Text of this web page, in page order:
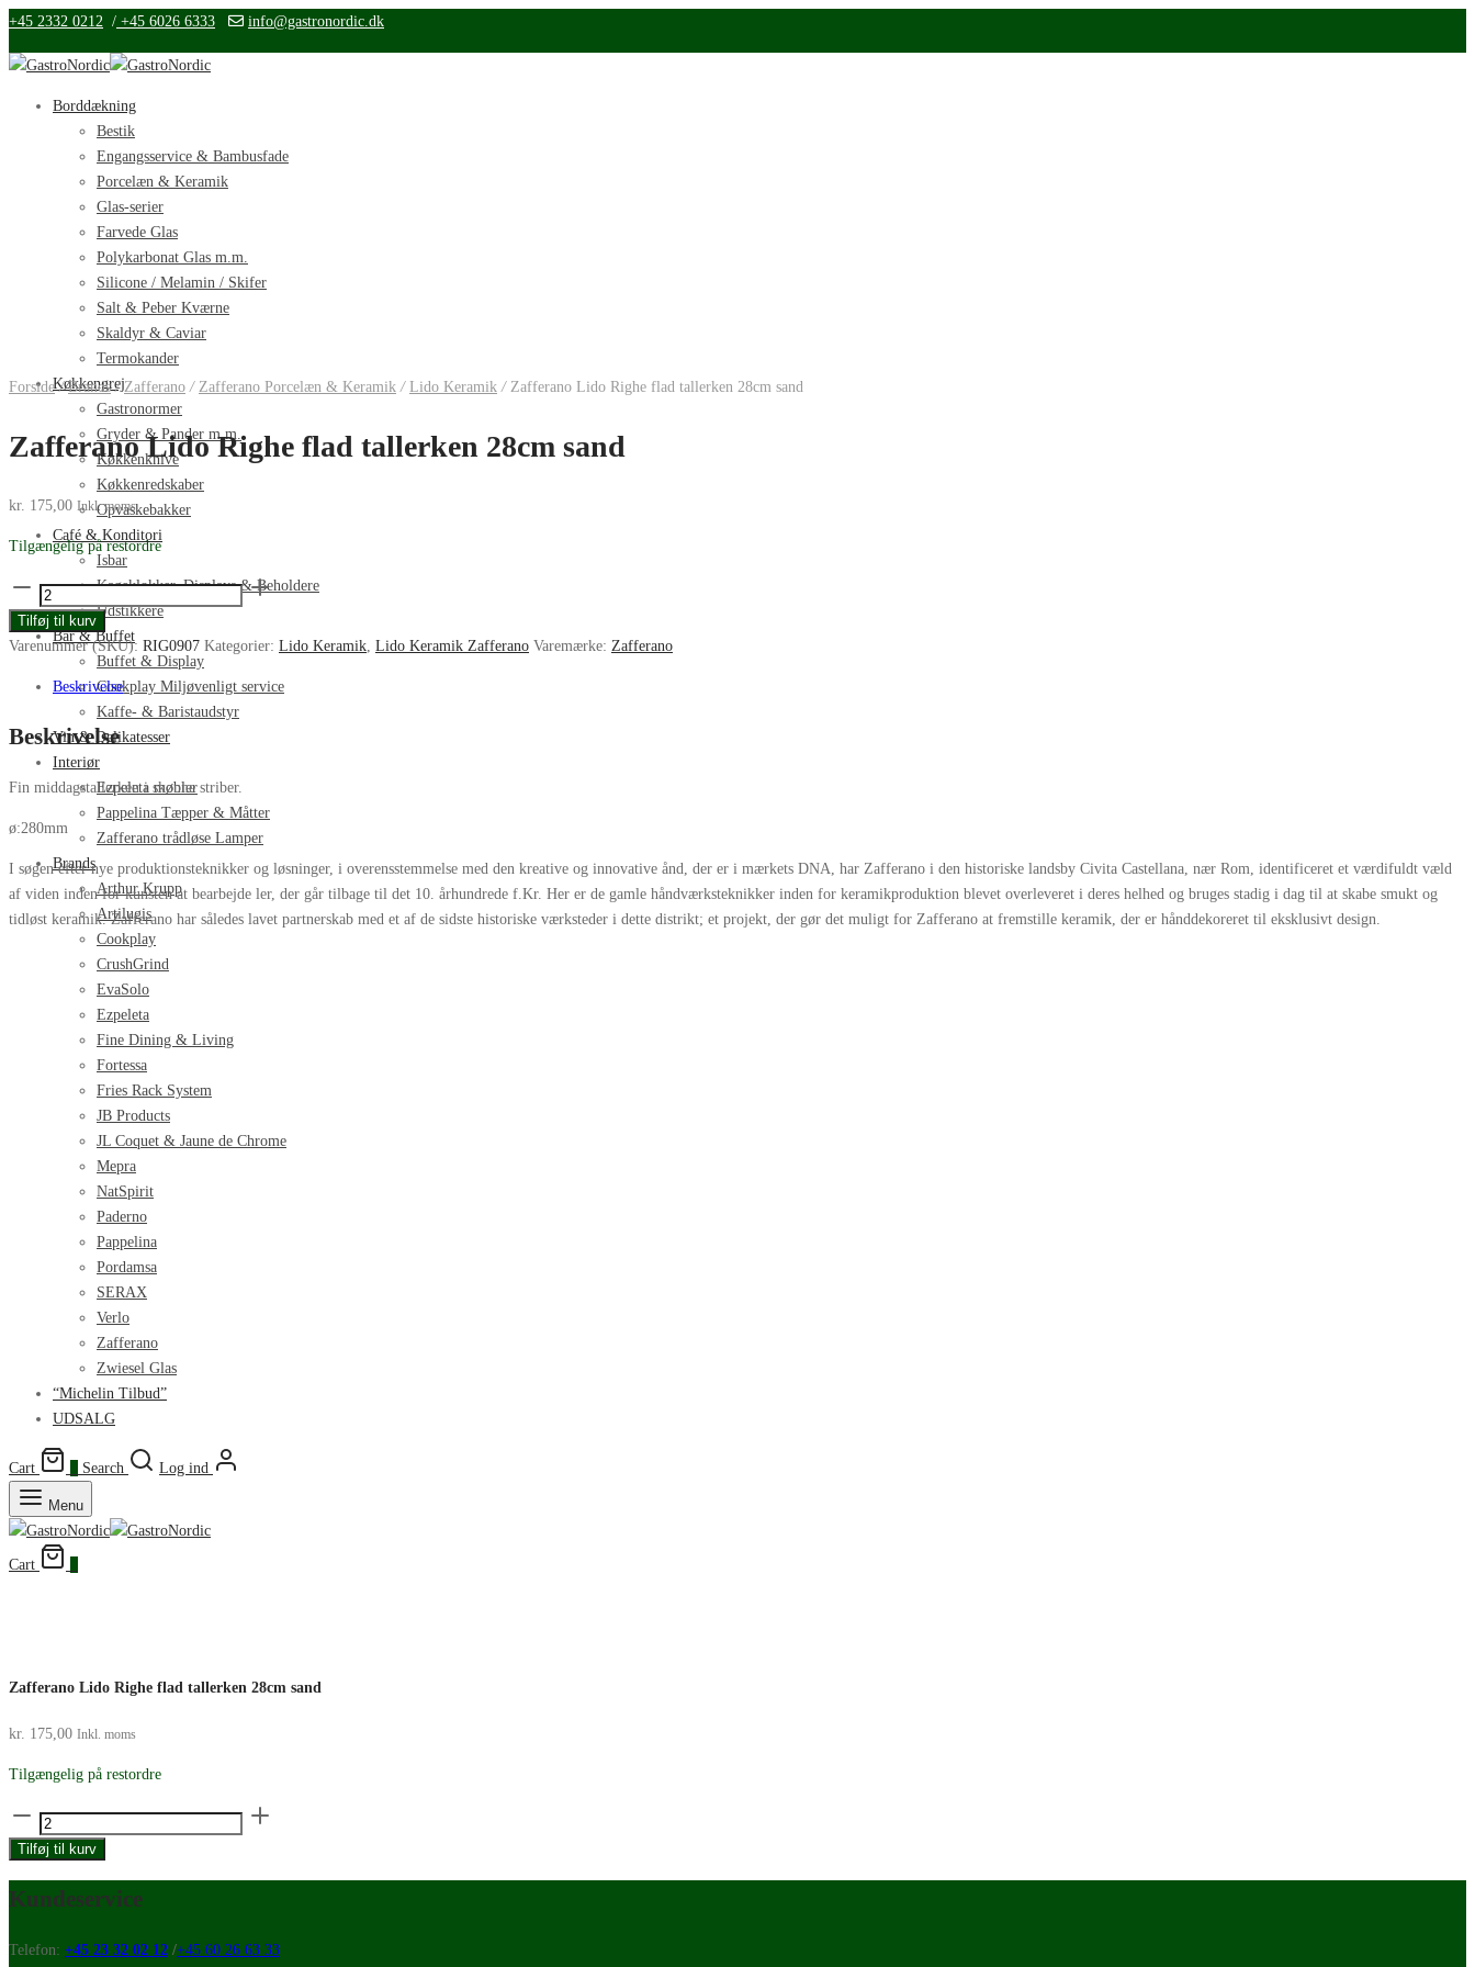
+45 2332 0212 / +45 6026 6333 info@gastronordic.dk
Borddækning
Bestik
Engangsservice & Bambusfade
Porcelæn & Keramik
Glas-serier
Farvede Glas
Polykarbonat Glas m.m.
Silicone / Melamin / Skifer
Salt & Peber Kværne
Skaldyr & Caviar
Termokander
Køkkengrej
Gastronormer
Gryder & Pander m.m.
Køkkenknive
Køkkenredskaber
Opvaskebakker
Café & Konditori
Isbar
Kageklokker, Displays & Beholdere
Udstikkere
Bar & Buffet
Buffet & Display
Cookplay Miljøvenligt service
Kaffe- & Baristaudstyr
Vin & Delikatesser
Interiør
Ezpeleta møbler
Pappelina Tæpper & Måtter
Zafferano trådløse Lamper
Brands
Arthur Krupp
Artilugis
Cookplay
CrushGrind
EvaSolo
Ezpeleta
Fine Dining & Living
Fortessa
Fries Rack System
JB Products
JL Coquet & Jaune de Chrome
Mepra
NatSpirit
Paderno
Pappelina
Pordamsa
SERAX
Verlo
Zafferano
Zwiesel Glas
“Michelin Tilbud”
UDSALG
Cart Search Log ind
Menu
Cart
Forside / Brands / Zafferano / Zafferano Porcelæn & Keramik / Lido Keramik /Zafferano Lido Righe flad tallerken 28cm sand
Zafferano Lido Righe flad tallerken 28cm sand
kr. 175,00 Inkl. moms
Tilgængelig på restordre
Zafferano
Lido
Righe
tallerken
sand
antal
Tilføj til kurv
Varenummer (SKU): RIG0907 Kategorier: Lido Keramik Lido Keramik Zafferano Varemærke: Zafferano
Beskrivelse
Beskrivelse
Fin middagstallerken i skønne striber.
ø:280mm
I søgen efter nye produktionsteknikker og løsninger, i overensstemmelse med den kreative og innovative ånd, der er i mærkets DNA, har Zafferano i den historiske landsby Civita Castellana, nær Rom, identificeret et værdifuldt væld
af viden inden for kunsten at bearbejde ler, der går tilbage til det 10. århundrede f.Kr. Her er de gamle håndværksteknikker inden for keramikproduktion blevet overleveret i deres helhed og bruges stadig i dag til at skabe smukt og
tidløst keramik. Zafferano har således lavet partnerskab med et af de sidste historiske værksteder i dette distrikt; et projekt, der gør det muligt for Zafferano at fremstille keramik, der er hånddekoreret til eksklusivt design.
Zafferano Lido Righe flad tallerken 28cm sand
kr. 175,00 Inkl. moms
Tilgængelig på restordre
Zafferano
Lido
Righe
flad
Tilføj til kurv
Kundeservice
Telefon: +45 23 32 02 12 /+45 60 26 63 33